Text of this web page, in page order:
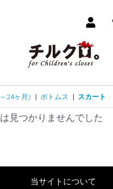
24ヶ月) | ボトムス | スカート
見つかりませんでした
当サイトについて